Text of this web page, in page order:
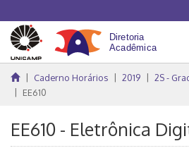
Caderno Horários 2019 2S -
EE610
EE610 - Eletrônica